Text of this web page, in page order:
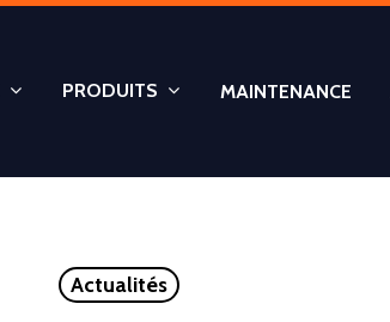
PRODUITS MAINTENANCE
Actualités